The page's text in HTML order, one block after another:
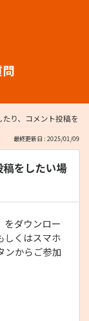
り、コメント投稿を
最終更新日 : 2025/01/09
をしたい場
をダウンロー
しくはスマホ
ンからご参加